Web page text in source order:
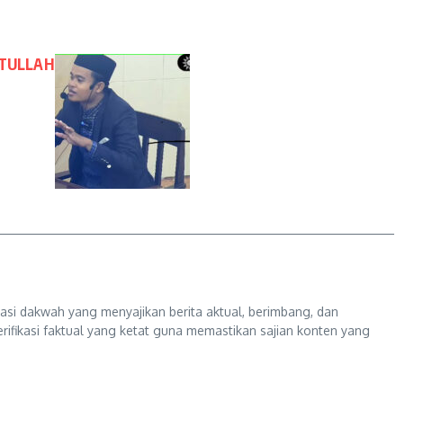
dakwah yang menyajikan berita aktual, berimbang, dan
faktual yang ketat guna memastikan sajian konten yang